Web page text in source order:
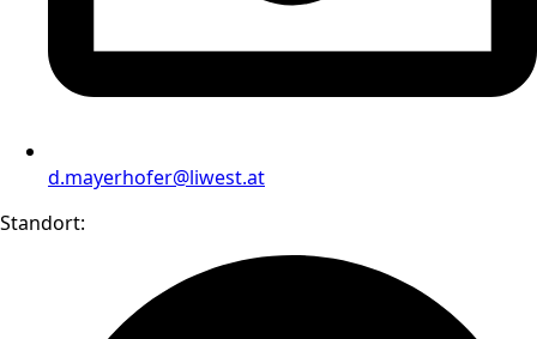
d.mayerhofer@liwest.at
Standort: